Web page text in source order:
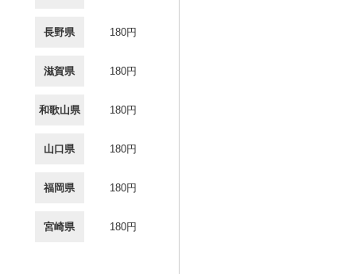
長野県 180円
滋賀県 180円
和歌山県 180円
山口県 180円
福岡県 180円
宮崎県 180円